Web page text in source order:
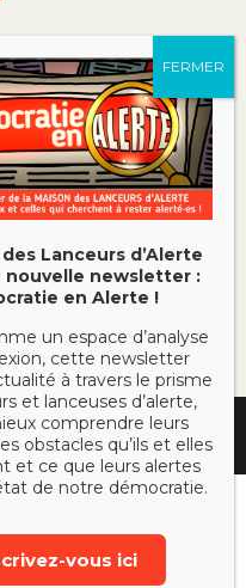
Lanceurs d’Alerte
nouvelle newsletter :
en Alerte !
un espace d’analyse
cette newsletter
à travers le prisme
et lanceuses d’alerte,
comprendre leurs
obstacles qu’ils et elles
et ce que leurs alertes
de notre démocratie.
vous ici